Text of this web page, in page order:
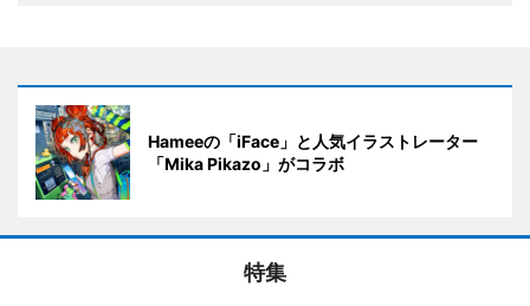
Hameeの「iFace」と人気イラストレーター
「Mika Pikazo」がコラボ
特集